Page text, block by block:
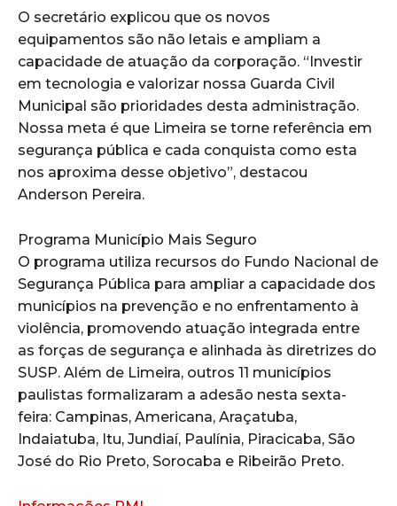
O secretário explicou que os novos
equipamentos são não letais e ampliam a
capacidade de atuação da corporação. “Investir
em tecnologia e valorizar nossa Guarda Civil
Municipal são prioridades desta administração.
Nossa meta é que Limeira se torne referência em
segurança pública e cada conquista como esta
nos aproxima desse objetivo”, destacou
Anderson Pereira.
Programa Município Mais Seguro
O programa utiliza recursos do Fundo Nacional de
Segurança Pública para ampliar a capacidade dos
municípios na prevenção e no enfrentamento à
violência, promovendo atuação integrada entre
as forças de segurança e alinhada às diretrizes do
SUSP. Além de Limeira, outros 11 municípios
paulistas formalizaram a adesão nesta sexta-
feira: Campinas, Americana, Araçatuba,
Indaiatuba, Itu, Jundiaí, Paulínia, Piracicaba, São
José do Rio Preto, Sorocaba e Ribeirão Preto.